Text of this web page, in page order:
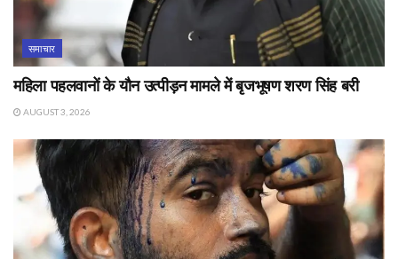
समाचार
महिला पहलवानों के यौन उत्पीड़न मामले में बृजभूषण शरण सिंह बरी
AUGUST 3, 2026